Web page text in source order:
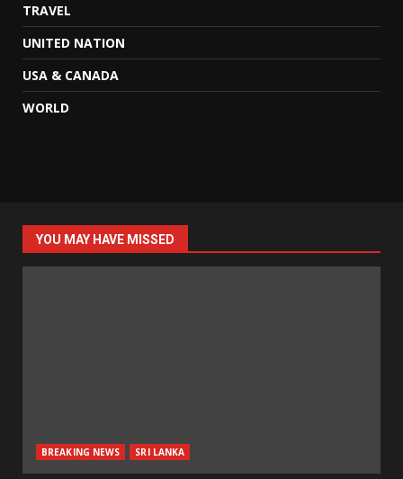
TRAVEL
UNITED NATION
USA & CANADA
WORLD
YOU MAY HAVE MISSED
BREAKING NEWS SRI LANKA